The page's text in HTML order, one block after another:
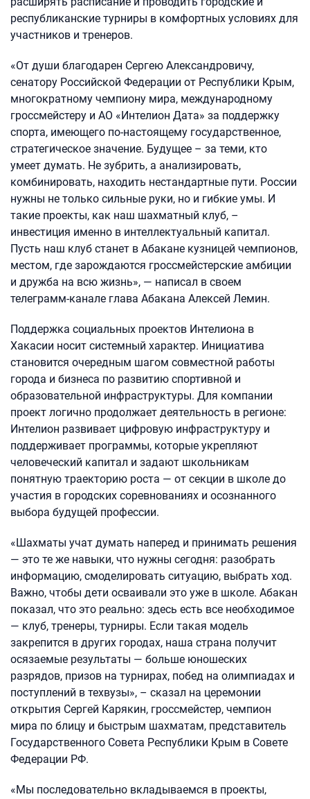
республиканские турниры в комфортных условиях для
участников и тренеров.
«От души благодарен Сергею Александровичу,
сенатору Российской Федерации от Республики Крым,
многократному чемпиону мира, международному
гроссмейстеру и АО «Интелион Дата» за поддержку
спорта, имеющего по-настоящему государственное,
стратегическое значение. Будущее – за теми, кто
умеет думать. Не зубрить, а анализировать,
комбинировать, находить нестандартные пути. России
нужны не только сильные руки, но и гибкие умы. И
такие проекты, как наш шахматный клуб, –
инвестиция именно в интеллектуальный капитал.
Пусть наш клуб станет в Абакане кузницей чемпионов,
местом, где зарождаются гроссмейстерские амбиции
и дружба на всю жизнь», — написал в своем
телеграмм-канале глава Абакана Алексей Лемин.
Поддержка социальных проектов Интелиона в
Хакасии носит системный характер. Инициатива
становится очередным шагом совместной работы
города и бизнеса по развитию спортивной и
образовательной инфраструктуры. Для компании
проект логично продолжает деятельность в регионе:
Интелион развивает цифровую инфраструктуру и
поддерживает программы, которые укрепляют
человеческий капитал и задают школьникам
понятную траекторию роста — от секции в школе до
участия в городских соревнованиях и осознанного
выбора будущей профессии.
«Шахматы учат думать наперед и принимать решения
— это те же навыки, что нужны сегодня: разобрать
информацию, смоделировать ситуацию, выбрать ход.
Важно, чтобы дети осваивали это уже в школе. Абакан
показал, что это реально: здесь есть все необходимое
— клуб, тренеры, турниры. Если такая модель
закрепится в других городах, наша страна получит
осязаемые результаты — больше юношеских
разрядов, призов на турнирах, побед на олимпиадах и
поступлений в техвузы», – сказал на церемонии
открытия Сергей Карякин, гроссмейстер, чемпион
мира по блицу и быстрым шахматам, представитель
Государственного Совета Республики Крым в Совете
Федерации РФ.
«Мы последовательно вкладываемся в проекты,